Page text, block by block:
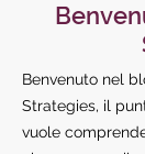
Benvenuto nel
Strategies, il
vuole